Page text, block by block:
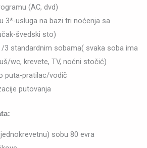
(AC, dvd)
3*-usluga na bazi tri noćenja sa
švedski sto)
3 standardnim sobama( svaka soba ima
wc, krevete, TV, noćni stočić)
puta-pratilac/vodič
putovanja
sobu 80 evra